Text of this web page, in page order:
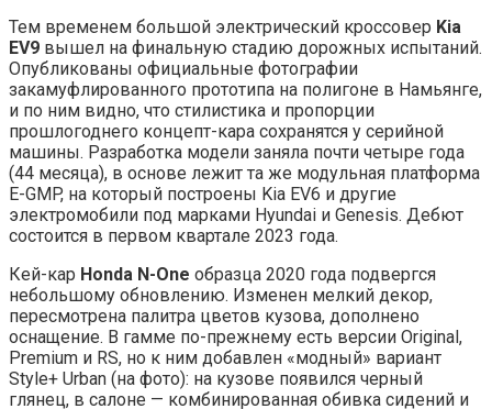
Тем временем большой электрический кроссовер Kia
EV9 вышел на финальную стадию дорожных испытаний.
Опубликованы официальные фотографии
закамуфлированного прототипа на полигоне в Намьянге,
и по ним видно, что стилистика и пропорции
прошлогоднего концепт-кара сохранятся у серийной
машины. Разработка модели заняла почти четыре года
(44 месяца), в основе лежит та же модульная платформа
E-GMP, на который построены Kia EV6 и другие
электромобили под марками Hyundai и Genesis. Дебют
состоится в первом квартале 2023 года.
Кей-кар Honda N-One образца 2020 года подвергся
небольшому обновлению. Изменен мелкий декор,
пересмотрена палитра цветов кузова, дополнено
оснащение. В гамме по-прежнему есть версии Original,
Premium и RS, но к ним добавлен «модный» вариант
Style+ Urban (на фото): на кузове появился черный
глянец, в салоне — комбинированная обивка сидений и